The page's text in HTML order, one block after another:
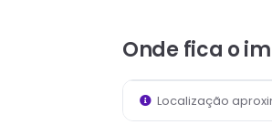
Onde fica o
Localização